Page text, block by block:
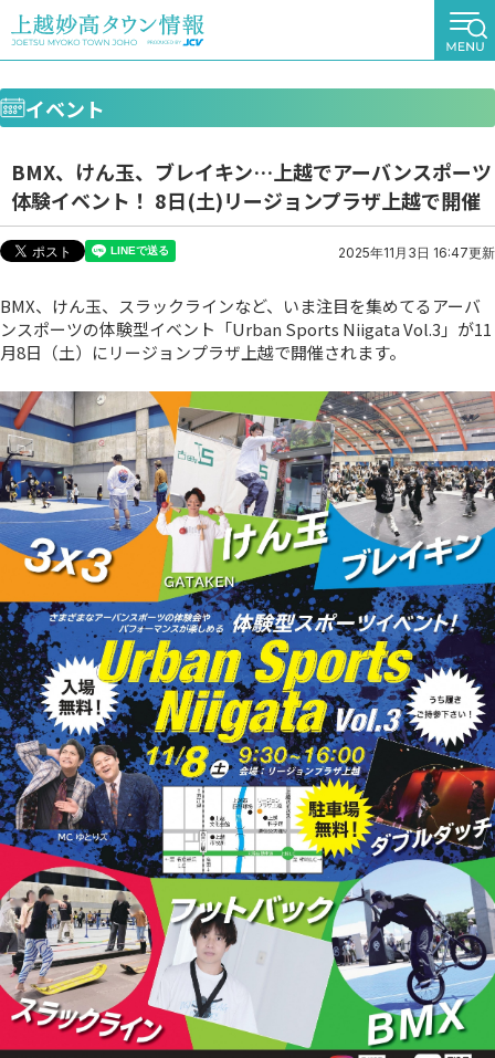
イベント
BMX、けん玉、ブレイキン…上越でアーバンスポーツ
体験イベント！ 8日(土)リージョンプラザ上越で開催
2025年11月3日 16:47更新
BMX、けん玉、スラックラインなど、いま注目を集めてるアーバ
ンスポーツの体験型イベント「Urban Sports Niigata Vol.3」が11
月8日（土）にリージョンプラザ上越で開催されます。